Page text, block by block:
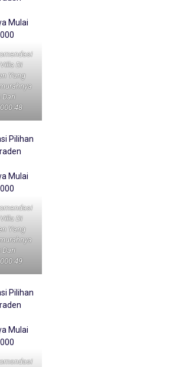
Di
Yang
Dari
48
Di
Yang
Dari
49